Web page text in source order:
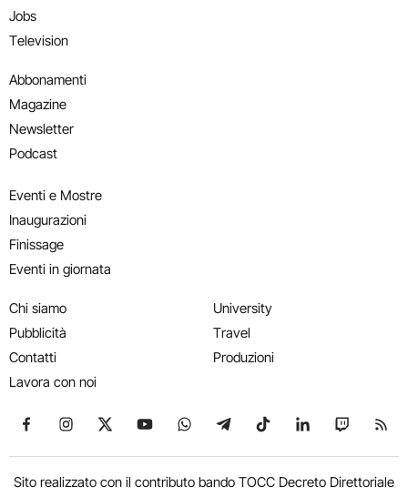
Jobs
Television
Abbonamenti
Magazine
Newsletter
Podcast
Eventi e Mostre
Inaugurazioni
Finissage
Eventi in giornata
Chi siamo
Pubblicità
Contatti
Lavora con noi
University
Travel
Produzioni
Seguici su Facebook
Seguici su Instagram
Seguici su X
Seguici su YouTube
Seguici su WhatsApp
Seguici su Telegram
Seguici su TikTok
Seguici su
Seguici
Sito realizzato con il contributo bando TOCC Decreto Direttoriale